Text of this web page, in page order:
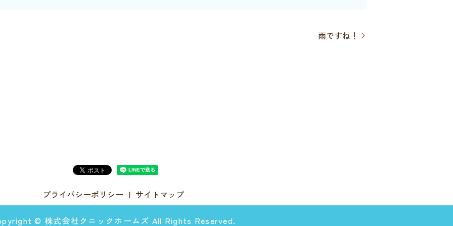
雨ですね！
プライバシーポリシー サイトマップ
© 株式会社クニックホームズ All Rights Reserved.